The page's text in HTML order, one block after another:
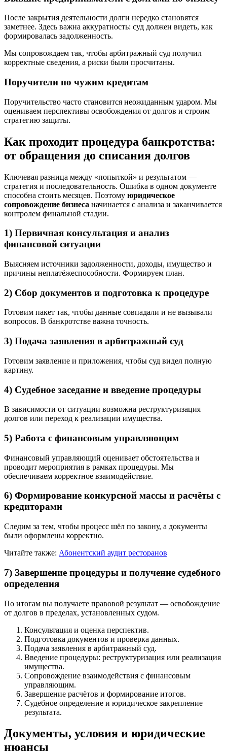
После закрытия деятельности долги нередко становятся
заметнее. Здесь важна аккуратность: суд должен видеть, как
формировалась задолженность.
Мы сопровождаем так, чтобы арбитражный суд получил
корректные сведения, а риски были просчитаны.
Поручители по чужим кредитам
Поручительство часто становится неожиданным ударом. Мы
оцениваем перспективы освобождения от долгов и строим
стратегию защиты.
Как проходит процедура банкротства:
от обращения до списания долгов
Ключевая разница между «попыткой» и результатом —
стратегия и последовательность. Ошибка в одном документе
способна стоить месяцев. Поэтому юридическое
сопровождение бизнеса начинается с анализа и заканчивается
контролем финальной стадии.
1) Первичная консультация и анализ
финансовой ситуации
Выясняем источники задолженности, доходы, имущество и
причины неплатёжеспособности. Формируем план.
2) Сбор документов и подготовка к процедуре
Готовим пакет так, чтобы данные совпадали и не вызывали
вопросов. В банкротстве важна точность.
3) Подача заявления в арбитражный суд
Готовим заявление и приложения, чтобы суд видел полную
картину.
4) Судебное заседание и введение процедуры
В зависимости от ситуации возможна реструктуризация
долгов или переход к реализации имущества.
5) Работа с финансовым управляющим
Финансовый управляющий оценивает обстоятельства и
проводит мероприятия в рамках процедуры. Мы
обеспечиваем корректное взаимодействие.
6) Формирование конкурсной массы и расчёты с
кредиторами
Следим за тем, чтобы процесс шёл по закону, а документы
были оформлены корректно.
Читайте также: Абонентский аудит ресторанов
7) Завершение процедуры и получение судебного
определения
По итогам вы получаете правовой результат — освобождение
от долгов в пределах, установленных судом.
Консультация и оценка перспектив.
Подготовка документов и проверка данных.
Подача заявления в арбитражный суд.
Введение процедуры: реструктуризация или реализация
имущества.
Сопровождение взаимодействия с финансовым
управляющим.
Завершение расчётов и формирование итогов.
Судебное определение и юридическое закрепление
результата.
Документы, условия и юридические
нюансы